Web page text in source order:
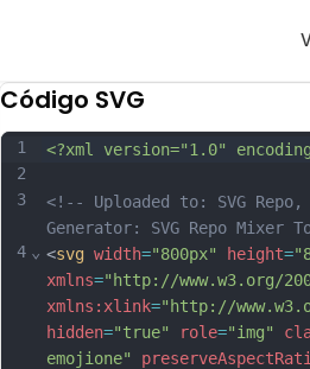
Código SVG
1
2
3
4 ⌄
<?xml version="1.0"
<!-- Uploaded to: SVG Repo,
Generator: SVG Repo Mixer
<svg width="800px" height=
xmlns="http://www.w3.org/
xmlns:xlink="http://
hidden="true" role="img"
emojione"